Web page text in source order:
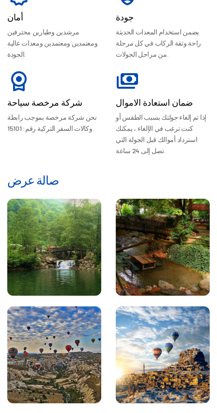
أمان
مرشدين وطيارين محترفين
ومعتمدين ومعتمدين ومعدات عالية
جودة
يضمن استخدام المعدات الحديثة
راحة وثقة الركاب في كل مرحلة
شركة مرخصة سياحة
نحن شركة مرخصة بموجب رابطة
ضمان استعادة الاموال
إذا تم إلغاء جولتك بسبب الطقس أو
كنت ترغب في الإلغاء ، يمكنك
استرداد أموالك قبل الجولة التي
تصل إلى 24 ساعة.
صالة عرض